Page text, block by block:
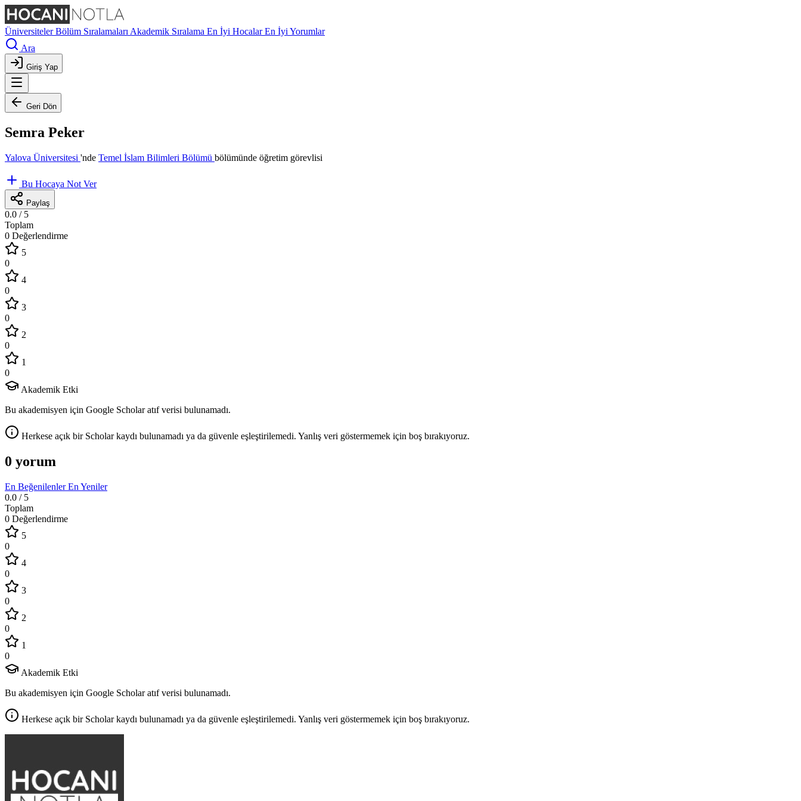
ÜniversitelerBölüm Sıralamaları Akademik Sıralama En İyi HocalarEn İyi Yorumlar
Ara
Giriş Yap
Geri Dön
Semra Peker
Yalova Üniversitesi 'nde Temel İslam Bilimleri Bölümü bölümünde öğretim görevlisi
Bu Hocaya Not Ver
Paylaş
0.0 / 5
Toplam
0 Değerlendirme
5
0
4
0
3
0
2
0
1
0
Akademik Etki
Bu akademisyen için Google Scholar atıf verisi bulunamadı.
Herkese açık bir Scholar kaydı bulunamadı ya da güvenle eşleştirilemedi. Yanlış veri göstermemek için boş bırakıyoruz.
0 yorum
En BeğenilenlerEn Yeniler
0.0 / 5
Toplam
0 Değerlendirme
5
0
4
0
3
0
2
0
1
0
Akademik Etki
Bu akademisyen için Google Scholar atıf verisi bulunamadı.
Herkese açık bir Scholar kaydı bulunamadı ya da güvenle eşleştirilemedi. Yanlış veri göstermemek için boş bırakıyoruz.